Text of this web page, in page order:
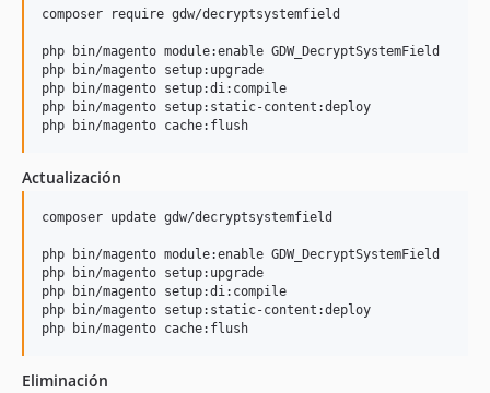
composer require gdw/decryptsystemfield
php bin/magento module:enable GDW_DecryptSystemField
php bin/magento setup:upgrade
php bin/magento setup:di:compile
php bin/magento setup:static-content:deploy
Actualización
composer update gdw/decryptsystemfield
php bin/magento module:enable GDW_DecryptSystemField
php bin/magento setup:upgrade
php bin/magento setup:di:compile
php bin/magento setup:static-content:deploy
Eliminación